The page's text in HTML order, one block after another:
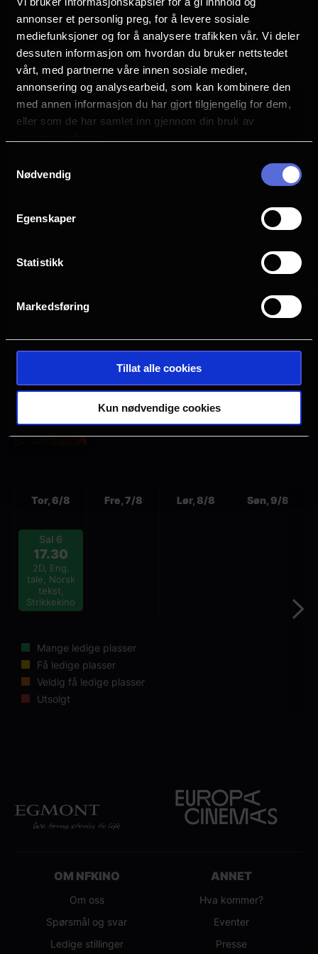
annonser et personlig preg, for å levere sosiale
mediefunksjoner og for å analysere trafikken vår. Vi deler
dessuten informasjon om hvordan du bruker nettstedet
vårt, med partnerne våre innen sosiale medier,
annonsering og analysearbeid, som kan kombinere den
med annen informasjon du har gjort tilgjengelig for dem,
eller som de har samlet inn gjennom din bruk av
Nødvendig
Egenskaper
Statistikk
Markedsføring
Tillat alle cookies
Kun nødvendige cookies
11. november: Markens Grøde
25. november: Cinema Paradiso
9. desember: Focker-in-law
Velg din strikkekino
The Odyssey
Aldersgrense: 12 år
Cinema name
Tor, 6/8
Sal 6
17.30
2D, Eng.
tale, Norsk
tekst,
Strikkekino
Fre, 7/8 Lør, 8/8 Søn, 9/8
Mange ledige plasser
Få ledige plasser
Veldig få ledige plasser
Utsolgt
OM NFKINO
Om oss
Spørsmål og svar
Ledige stillinger
ANNET
Hva kommer?
Eventer
Presse